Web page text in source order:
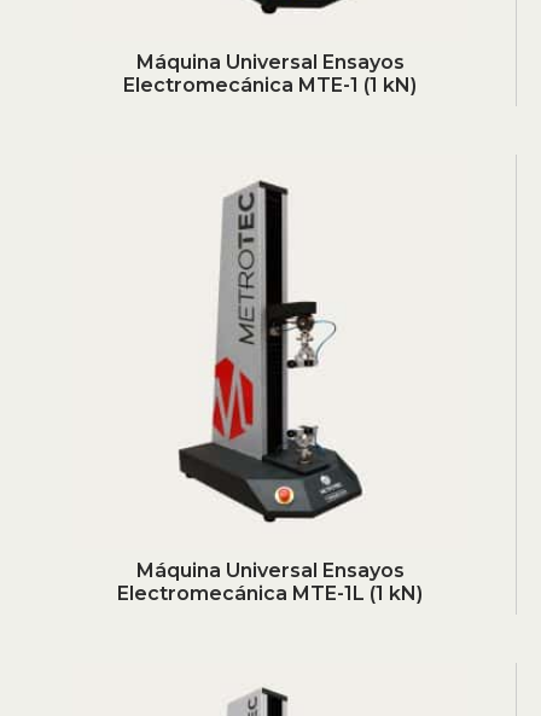
Máquina Universal Ensayos
Electromecánica MTE-1 (1 kN)
Máquina Universal Ensayos
Electromecánica MTE-1L (1 kN)